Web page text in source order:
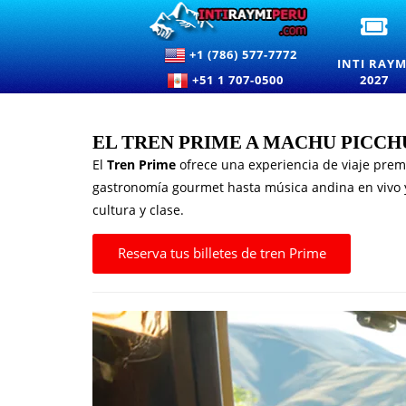
+1 (786) 577-7772
+51 1 707-0500
INTI
EN
INTI
2027
EL TREN PRIME A MACHU
El Tren Prime ofrece una experiencia de viaje
gastronomía gourmet hasta música andina en
cultura y clase.
Reserva tus billetes de tren Prime